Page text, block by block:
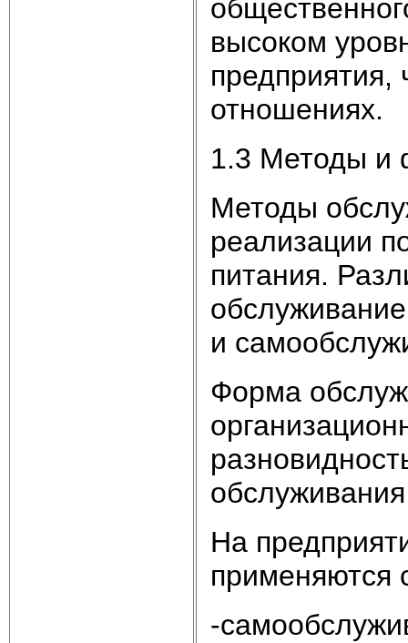
высоком
отношениях.
1.3 Методы и
Методы
реализации
питания.
и
Форма
На
применяются
-